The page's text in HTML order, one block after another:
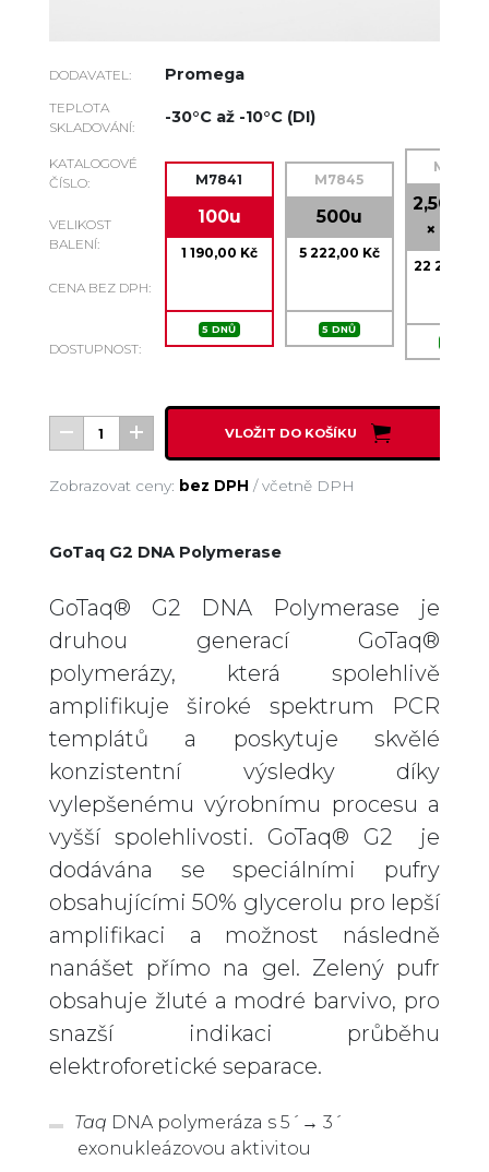
DODAVATEL: Promega
TEPLOTA
SKLADOVÁNÍ:
-30°C až -10°C (DI)
KATALOGOVÉ
ČÍSLO:
M7841
100u
1 190,00 Kč
5 DNŮ
M7845
500u
5 222,00 Kč
5 DNŮ
M7848
2,500u
×
22 274,00
VELIKOST
BALENÍ:
CENA BEZ DPH:
DOSTUPNOST:
VLOŽIT DO KOŠÍKU
Zobrazovat ceny: bez DPH /včetně DPH
GoTaq G2 DNA Polymerase
GoTaq® G2 DNA Polymerase je
druhou generací GoTaq®
polymerázy, která spolehlivě
amplifikuje široké spektrum PCR
templátů a poskytuje skvělé
konzistentní výsledky díky
vylepšenému výrobnímu procesu a
vyšší spolehlivosti. GoTaq® G2 je
dodávána se speciálními pufry
obsahujícími 50% glycerolu pro lepší
amplifikaci a možnost následně
nanášet přímo na gel. Zelený pufr
obsahuje žluté a modré barvivo, pro
snazší indikaci průběhu
elektroforetické separace.
Taq DNA polymeráza s 5´→ 3´
exonukleázovou aktivitou